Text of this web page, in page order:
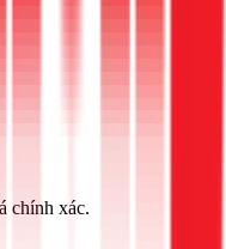
chính xác.